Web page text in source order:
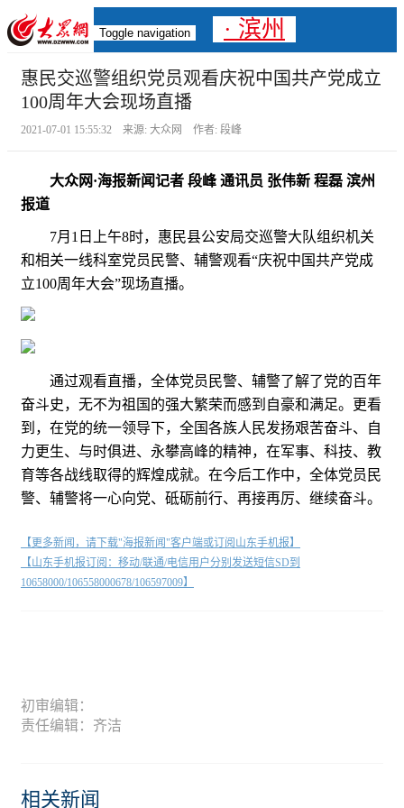
Toggle navigation · 滨州
惠民交巡警组织党员观看庆祝中国共产党成立
100周年大会现场直播
2021-07-01 15:55:32 来源: 大众网 作者: 段峰
大众网·海报新闻记者 段峰 通讯员 张伟新 程磊 滨州
报道
7月1日上午8时，惠民县公安局交巡警大队组织机关
和相关一线科室党员民警、辅警观看“庆祝中国共产党成
立100周年大会”现场直播。
通过观看直播，全体党员民警、辅警了解了党的百年
奋斗史，无不为祖国的强大繁荣而感到自豪和满足。更看
到，在党的统一领导下，全国各族人民发扬艰苦奋斗、自
力更生、与时俱进、永攀高峰的精神，在军事、科技、教
育等各战线取得的辉煌成就。在今后工作中，全体党员民
警、辅警将一心向党、砥砺前行、再接再厉、继续奋斗。
【更多新闻，请下载"海报新闻"客户端或订阅山东手机报】
【山东手机报订阅：移动/联通/电信用户分别发送短信SD到
10658000/106558000678/106597009】
初审编辑：
责任编辑：齐洁
相关新闻